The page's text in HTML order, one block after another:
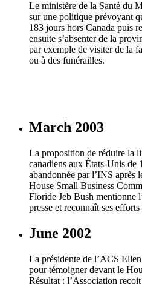
Le ministère de la Santé du
sur une politique prévoyant
183 jours hors Canada puis
ensuite s’absenter de la
par exemple de visiter de la
ou à des funérailles.
March 2003
La proposition de réduire la
canadiens aux États-Unis de
abandonnée par l’INS après
House Small Business
Floride Jeb Bush mentionne
presse et reconnaît ses
June 2002
La présidente de l’ACS
pour témoigner devant le
Résultat : l’Association